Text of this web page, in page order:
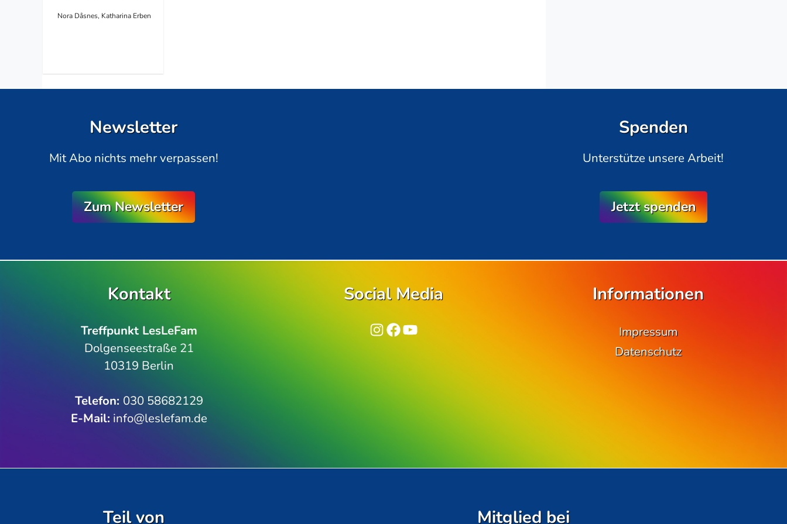
Nora Dåsnes, Katharina Erben
Newsletter
Mit Abo nichts mehr verpassen!
Zum Newsletter
Spenden
Unterstütze unsere Arbeit!
Jetzt spenden
Kontakt
Treffpunkt LesLeFam
Dolgenseestraße 21
10319 Berlin
Telefon­: 030 58682129
E-Mail: info@leslefam.de
Social Media
Instagram
Facebook
YouTube
Informationen
Impressum
Datenschutz
Teil von Mitglied bei